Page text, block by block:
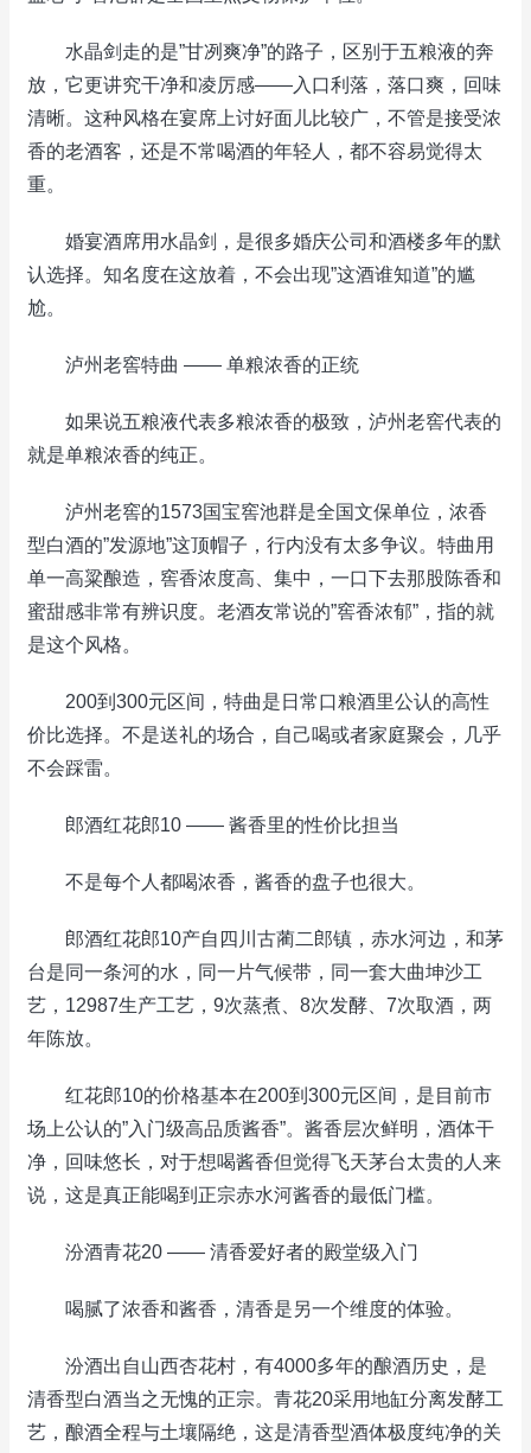
水晶剑走的是”甘冽爽净”的路子，区别于五粮液的奔
放，它更讲究干净和凌厉感——入口利落，落口爽，回味
清晰。这种风格在宴席上讨好面儿比较广，不管是接受浓
香的老酒客，还是不常喝酒的年轻人，都不容易觉得太
重。
婚宴酒席用水晶剑，是很多婚庆公司和酒楼多年的默
认选择。知名度在这放着，不会出现”这酒谁知道”的尴
尬。
泸州老窖特曲 —— 单粮浓香的正统
如果说五粮液代表多粮浓香的极致，泸州老窖代表的
就是单粮浓香的纯正。
泸州老窖的1573国宝窖池群是全国文保单位，浓香
型白酒的”发源地”这顶帽子，行内没有太多争议。特曲用
单一高粱酿造，窖香浓度高、集中，一口下去那股陈香和
蜜甜感非常有辨识度。老酒友常说的”窖香浓郁”，指的就
是这个风格。
200到300元区间，特曲是日常口粮酒里公认的高性
价比选择。不是送礼的场合，自己喝或者家庭聚会，几乎
不会踩雷。
郎酒红花郎10 —— 酱香里的性价比担当
不是每个人都喝浓香，酱香的盘子也很大。
郎酒红花郎10产自四川古蔺二郎镇，赤水河边，和茅
台是同一条河的水，同一片气候带，同一套大曲坤沙工
艺，12987生产工艺，9次蒸煮、8次发酵、7次取酒，两
年陈放。
红花郎10的价格基本在200到300元区间，是目前市
场上公认的”入门级高品质酱香”。酱香层次鲜明，酒体干
净，回味悠长，对于想喝酱香但觉得飞天茅台太贵的人来
说，这是真正能喝到正宗赤水河酱香的最低门槛。
汾酒青花20 —— 清香爱好者的殿堂级入门
喝腻了浓香和酱香，清香是另一个维度的体验。
汾酒出自山西杏花村，有4000多年的酿酒历史，是
清香型白酒当之无愧的正宗。青花20采用地缸分离发酵工
艺，酿酒全程与土壤隔绝，这是清香型酒体极度纯净的关